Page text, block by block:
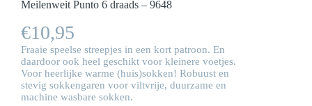
Meilenweit Punto 6 draads – 9648
€10,95
Fraaie speelse streepjes in een kort patroon. En
daardoor ook heel geschikt voor kleinere voetjes.
Voor heerlijke warme (huis)sokken! Robuust en
stevig sokkengaren voor viltvrije, duurzame en
machine wasbare sokken.